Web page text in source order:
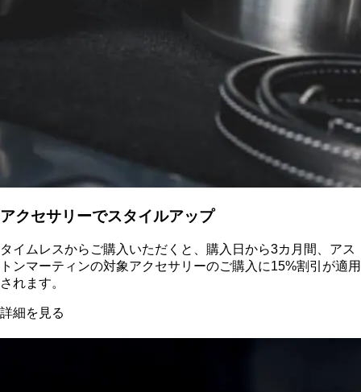
アクセサリーでスタイルアップ
タイムレスからご購入いただくと、購入日から3カ月間、アス
トンマーティンの対象アクセサリーのご購入に15%割引が適用
されます。
詳細を見る